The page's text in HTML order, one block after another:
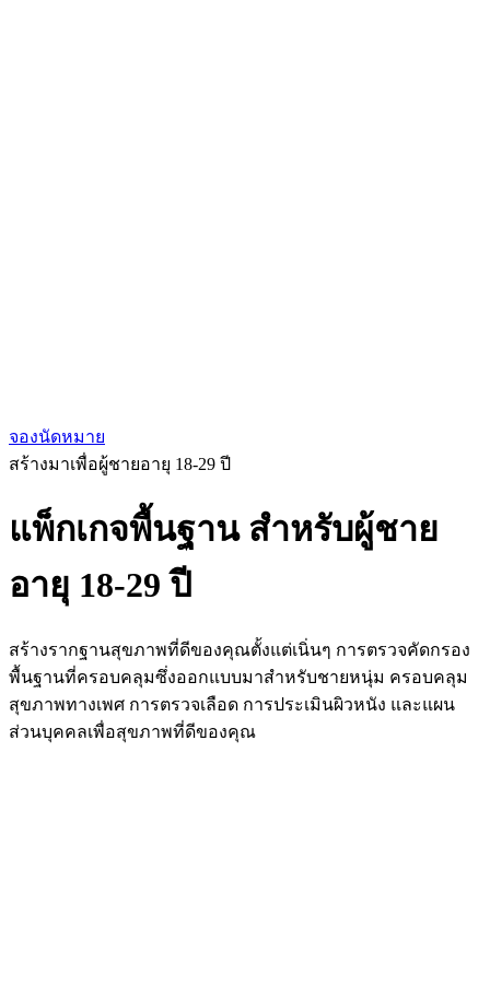
จองนัดหมาย
สร้างมาเพื่อผู้ชายอายุ 18-29 ปี
แพ็กเกจพื้นฐาน สำหรับผู้ชาย
อายุ 18-29 ปี
สร้างรากฐานสุขภาพที่ดีของคุณตั้งแต่เนิ่นๆ การตรวจคัดกรอง
พื้นฐานที่ครอบคลุมซึ่งออกแบบมาสำหรับชายหนุ่ม ครอบคลุม
สุขภาพทางเพศ การตรวจเลือด การประเมินผิวหนัง และแผน
ส่วนบุคคลเพื่อสุขภาพที่ดีของคุณ